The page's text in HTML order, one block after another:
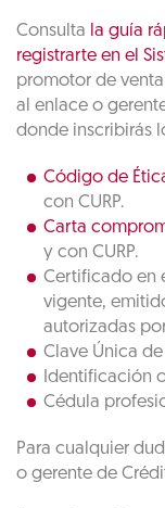
Consulta la guía
registrarte en el
promotor de
al enlace o
donde inscribirás
Código de
con CURP.
Carta
y con CURP.
Certificado en
vigente,
autorizadas
Clave Única
Identificación
Cédula
Para cualquier
o gerente de